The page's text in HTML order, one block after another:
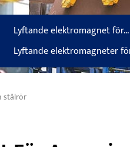
Lyftande elektromagnet för...
Lyftande elektromagneter
stålrör